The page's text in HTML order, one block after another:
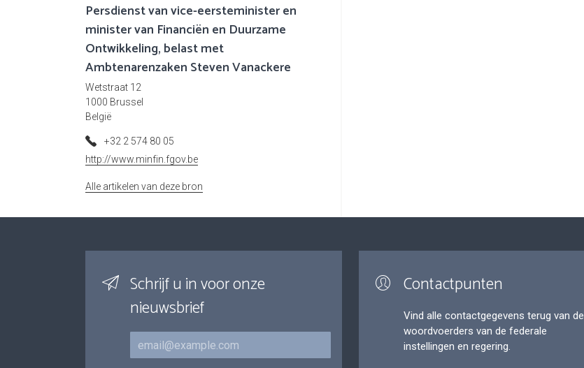
Persdienst van vice-eersteminister en
minister van Financiën en Duurzame
Ontwikkeling, belast met
Ambtenarenzaken Steven Vanackere
Wetstraat 12
1000 Brussel
België
+32 2 574 80 05
http://www.minfin.fgov.be
Alle artikelen van deze bron
Schrijf u in voor onze
nieuwsbrief
E-mail
Contactpunten
Vind alle contactgegevens terug van de
woordvoerders van de federale
instellingen en regering.